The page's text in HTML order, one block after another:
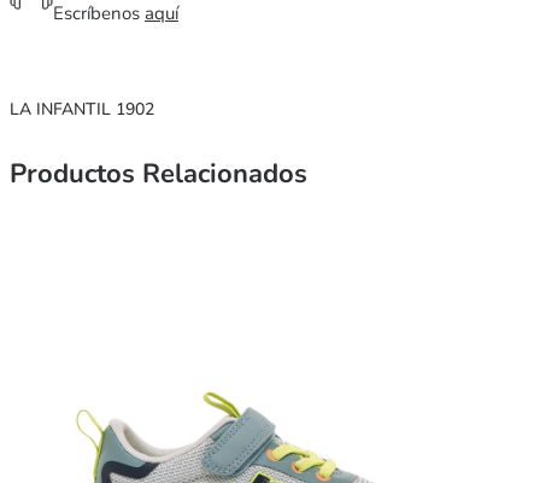
Escríbenos aquí
LA INFANTIL 1902
Productos Relacionados